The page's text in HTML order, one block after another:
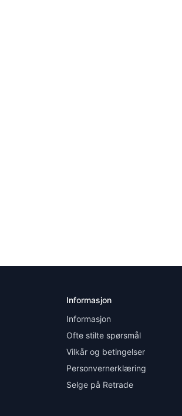
Informasjon
Informasjon
Ofte stilte spørsmål
Vilkår og betingelser
Personvernerklæring
Selge på Retrade